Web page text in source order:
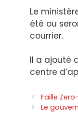
Le
été ou
courrier.
Il a ajouté
centre
Navigation
des
Faille
Le